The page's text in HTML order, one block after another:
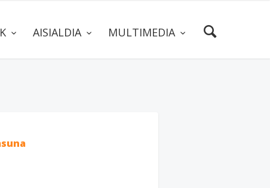
AISIALDIA MULTIMEDIA